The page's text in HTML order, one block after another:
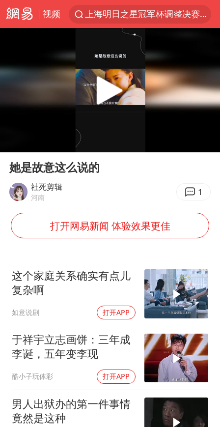
视频
名创优品一次性内裤 颜面尽失
解锁各地夏日限定体验
四川宜宾市珙县发生3.4级地震
台风白海豚闭眼浙江上海处于危险半圆
白海豚将正面袭击贯穿浙江
中国父女泰国骑摩托车坠崖1死1伤
浙江台州《告全体市民书》
网约车司机充电时猝死保险拒赔
郑丽文：台湾从来没有“独立”过
女儿为争财产堵门阻挠父亲出殡
万岁山接盘烂尾恒大文旅城
戚薇谈把脸交给AI
多个明星演唱会取消
习近平心系体育强国建设
Play
她是故意这么说的
社死剪辑
河南 1
打开网易新闻 体验效果更佳
这个家庭关系确实有点儿
复杂啊
如意说剧 打开APP
于祥宇立志画饼：三年成
李诞，五年变李现
酷小子玩体彩 打开APP
男人出狱办的第一件事情
竟然是这种